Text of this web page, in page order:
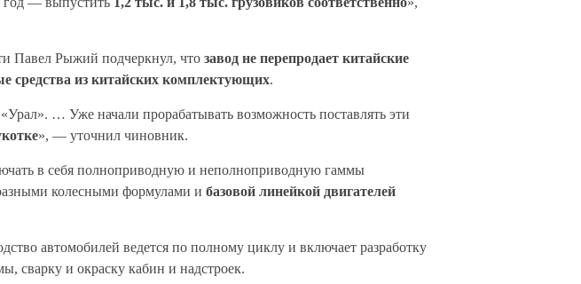
Павел Рыжий подчеркнул, что завод не перепродает китайские
средства из китайских комплектующих.
… Уже начали прорабатывать возможность поставлять эти
», — уточнил чиновник.
в себя полноприводную и неполноприводную гаммы
колесными формулами и базовой линейкой двигателей
автомобилей ведется по полному циклу и включает разработку
сварку и окраску кабин и надстроек.